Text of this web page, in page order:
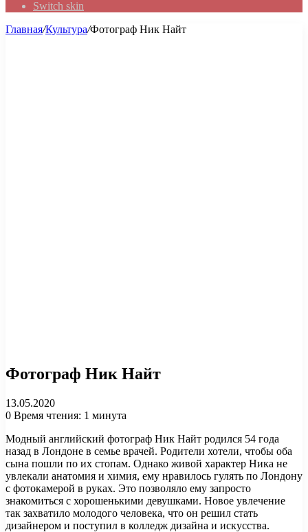
Switch skin
Главная/Культура/Фотограф Ник Найт
Фотограф Ник Найт
13.05.2020
0 Время чтения: 1 минута
Модный английский фотограф Ник Найт родился 54 года
назад в Лондоне в семье врачей. Родители хотели, чтобы оба
сына пошли по их стопам. Однако живой характер Ника не
увлекали анатомия и химия, ему нравилось гулять по Лондону
с фотокамерой в руках. Это позволяло ему запросто
знакомиться с хорошенькими девушками. Новое увлечение
так захватило молодого человека, что он решил стать
дизайнером и поступил в колледж дизайна и искусства.